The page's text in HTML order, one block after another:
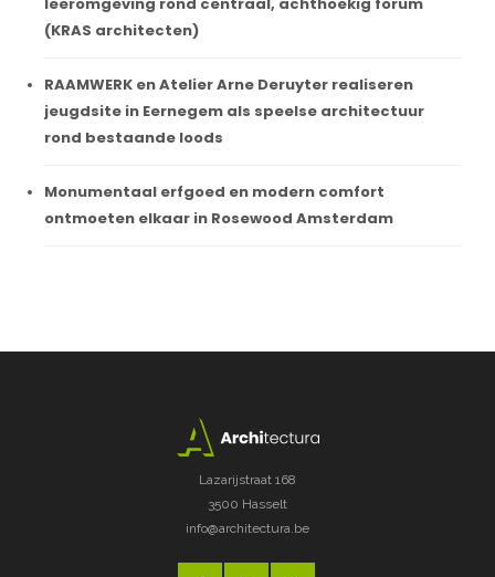
(KRAS architecten)
RAAMWERK en Atelier Arne Deruyter realiseren
jeugdsite in Eernegem als speelse architectuur
rond bestaande loods
Monumentaal erfgoed en modern comfort
ontmoeten elkaar in Rosewood Amsterdam
Lazarijstraat 168
3500 Hasselt
info@architectura.be